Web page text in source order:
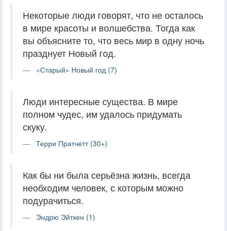
Некоторые люди говорят, что не осталось
в мире красоты и волшебства. Тогда как
вы объясните то, что весь мир в одну ночь
празднует Новый год.
«Старый» Новый год (7)
Люди интересные существа. В мире
полном чудес, им удалось придумать
скуку.
Терри Пратчетт (30+)
Как бы ни была серьёзна жизнь, всегда
необходим человек, с которым можно
подурачиться.
Эндрю Эйткен (1)